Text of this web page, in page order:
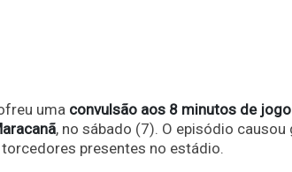
uma convulsão aos 8 minutos de jogo
, no sábado (7). O episódio causou
presentes no estádio.